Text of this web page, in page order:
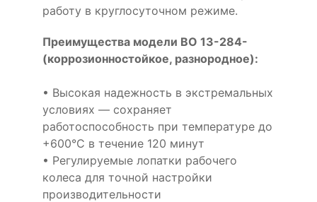
работу в круглосуточном режиме.
Преимущества модели ВО 13-284-
(коррозионностойкое, разнородное):
• Высокая надежность в экстремальных
условиях — сохраняет
работоспособность при температуре до
+600°С в течение 120 минут
• Регулируемые лопатки рабочего
колеса для точной настройки
производительности